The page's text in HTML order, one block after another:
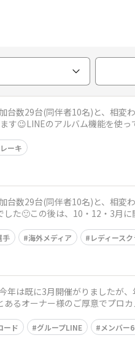
台数29台(同伴者10名)と、相変
す😉LINEのアルバム機能を使っ
ーキ
台数29台(同伴者10名)と、相変
た🙂この後は、10・12・3月に
手 海外メディア レディースク
年は既に3月開催がりましたが、
るオーナー様のご厚意でプロカ
ード グループLINE メンバー